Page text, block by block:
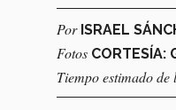
Por ISRAEL
Fotos CORTESÍA:
Tiempo estimado